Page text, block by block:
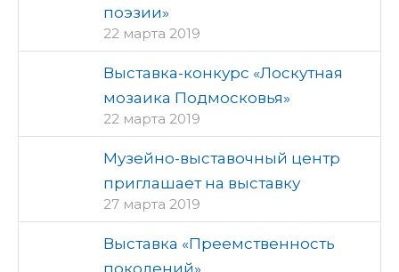
поэзии»
22 марта 2019
Выставка-конкурс «Лоскутная
мозаика Подмосковья»
22 марта 2019
Музейно-выставочный центр
приглашает на выставку
27 марта 2019
Выставка «Преемственность
поколений»